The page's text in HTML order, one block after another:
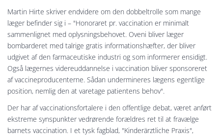
Martin Hirte skriver endvidere om den dobbeltrolle som mange
læger befinder sig i – "Honoraret pr. vaccination er minimalt
sammenlignet med oplysningsbehovet. Oveni bliver læger
bombarderet med talrige gratis informationshæfter, der bliver
udgivet af den farmaceutiske industri og som informerer ensidigt.
Også lægernes videreuddannelse i vaccination bliver sponsoreret
af vaccineproducenterne. Sådan undermineres lægens egentlige
position, nemlig den at varetage patientens behov".
Der har af vaccinationsfortalere i den offentlige debat, været anført
ekstreme synspunkter vedrørende forældres ret til at fravælge
barnets vaccination. I et tysk fagblad, "Kinderärztliche Praxis",